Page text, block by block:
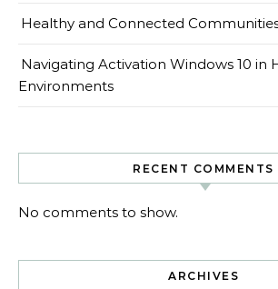
Healthy and Connected
Navigating Activation Windows 10 in
Environments
RECENT COMMENTS
No comments to show.
ARCHIVES